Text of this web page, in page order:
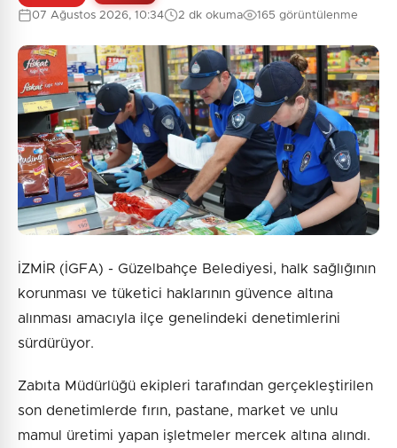
07 Ağustos 2026, 10:34 2 dk okuma 165 görüntülenme
İZMİR (İGFA) - Güzelbahçe Belediyesi, halk sağlığının
korunması ve tüketici haklarının güvence altına
alınması amacıyla ilçe genelindeki denetimlerini
sürdürüyor.
Zabıta Müdürlüğü ekipleri tarafından gerçekleştirilen
son denetimlerde fırın, pastane, market ve unlu
mamul üretimi yapan işletmeler mercek altına alındı.